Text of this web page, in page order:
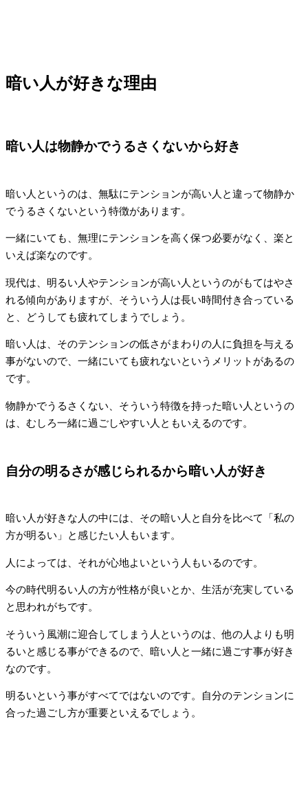
暗い人が好きな理由
暗い人は物静かでうるさくないから好き
暗い人というのは、無駄にテンションが高い人と違って物静か
でうるさくないという特徴があります。
一緒にいても、無理にテンションを高く保つ必要がなく、楽と
いえば楽なのです。
現代は、明るい人やテンションが高い人というのがもてはやさ
れる傾向がありますが、そういう人は長い時間付き合っている
と、どうしても疲れてしまうでしょう。
暗い人は、そのテンションの低さがまわりの人に負担を与える
事がないので、一緒にいても疲れないというメリットがあるの
です。
物静かでうるさくない、そういう特徴を持った暗い人というの
は、むしろ一緒に過ごしやすい人ともいえるのです。
自分の明るさが感じられるから暗い人が好き
暗い人が好きな人の中には、その暗い人と自分を比べて「私の
方が明るい」と感じたい人もいます。
人によっては、それが心地よいという人もいるのです。
今の時代明るい人の方が性格が良いとか、生活が充実している
と思われがちです。
そういう風潮に迎合してしまう人というのは、他の人よりも明
るいと感じる事ができるので、暗い人と一緒に過ごす事が好き
なのです。
明るいという事がすべてではないのです。自分のテンションに
合った過ごし方が重要といえるでしょう。